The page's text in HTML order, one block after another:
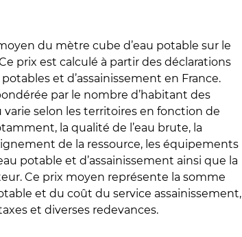
du mètre cube d’eau potable sur le
prix est calculé à partir des déclarations
et d’assainissement en France.
par le nombre d’habitant des
varie selon les territoires en fonction de
la qualité de l’eau brute, la
de la ressource, les équipements
potable et d’assainissement ainsi que la
Ce prix moyen représente la somme
et du coût du service assainissement,
et diverses redevances.